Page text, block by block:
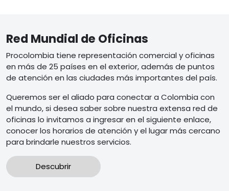
Red Mundial de Oficinas
Procolombia tiene representación comercial y oficinas
en más de 25 países en el exterior, además de puntos
de atención en las ciudades más importantes del país.
Queremos ser el aliado para conectar a Colombia con
el mundo, si desea saber sobre nuestra extensa red de
oficinas lo invitamos a ingresar en el siguiente enlace,
conocer los horarios de atención y el lugar más cercano
para brindarle nuestros servicios.
Descubrir